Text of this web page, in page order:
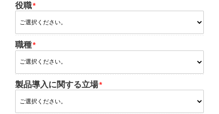
役職
職種
製品導入に関する立場